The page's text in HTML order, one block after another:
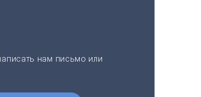
нам письмо или